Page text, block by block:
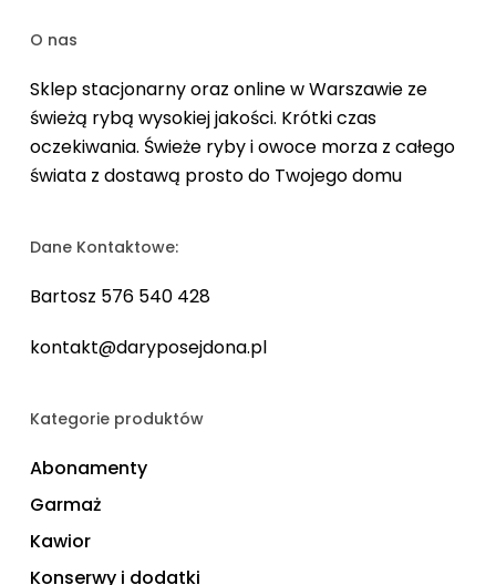
O nas
Sklep stacjonarny oraz online w Warszawie ze
świeżą rybą wysokiej jakości. Krótki czas
oczekiwania. Świeże ryby i owoce morza z całego
świata z dostawą prosto do Twojego domu
Dane Kontaktowe:
Bartosz 576 540 428
kontakt@daryposejdona.pl
Kategorie produktów
Abonamenty
Garmaż
Kawior
Konserwy i dodatki